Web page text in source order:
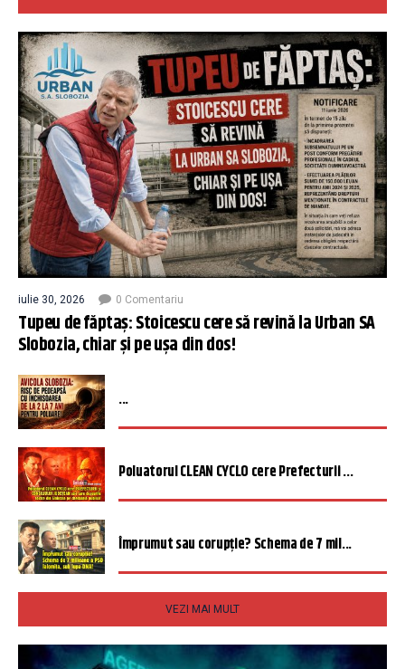
iulie 30, 2026 0 Comentariu
Tupeu de făptaș: Stoicescu cere să revină la Urban SA
Slobozia, chiar și pe ușa din dos!
...
Poluatorul CLEAN CYCLO cere Prefecturii ...
Împrumut sau corupție? Schema de 7 mil...
VEZI MAI MULT